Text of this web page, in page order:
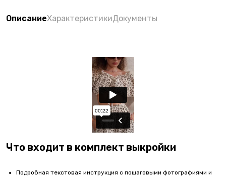
ОписаниеХарактеристикиДокументы
Что входит в комплект выкройки
Подробная текстовая инструкция с пошаговыми фотографиями и